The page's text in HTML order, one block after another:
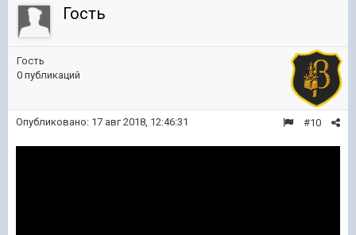
Гость
Гость
0 публикаций
#10
Опубликовано: 17 авг 2018, 12:46:31